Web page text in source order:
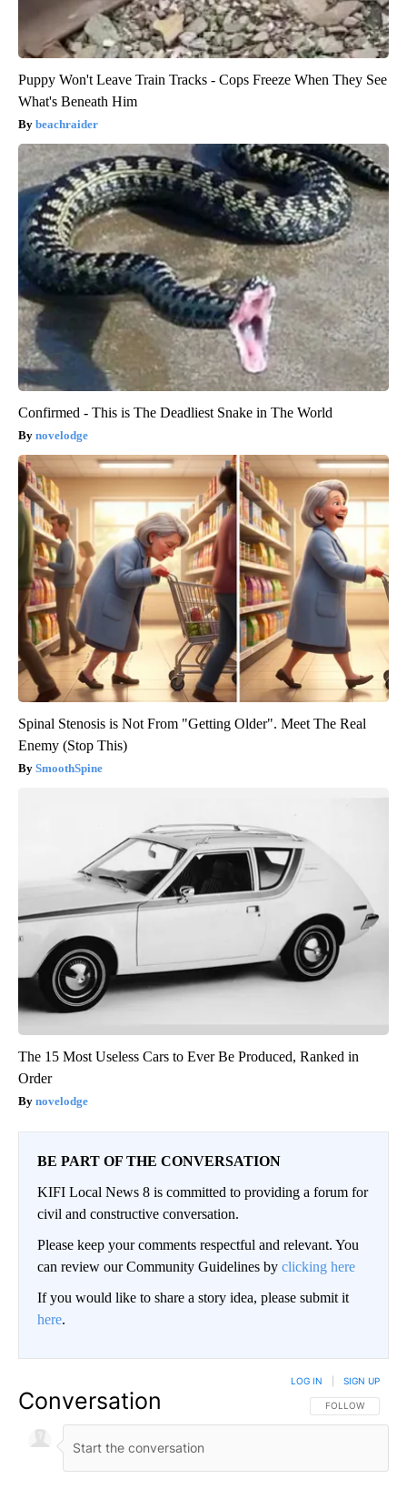
Puppy Won't Leave Train Tracks - Cops Freeze When They See
What's Beneath Him
beachraider
Confirmed - This is The Deadliest Snake in The World
novelodge
Spinal Stenosis is Not From "Getting Older". Meet The Real
Enemy (Stop This)
SmoothSpine
The 15 Most Useless Cars to Ever Be Produced, Ranked in
Order
novelodge
BE PART OF THE CONVERSATION
KIFI Local News 8 is committed to providing a forum for
civil and constructive conversation.
Please keep your comments respectful and relevant. You
can review our Community Guidelines by clicking here
If you would like to share a story idea, please submit it
here.
Conversation FOLLOW THIS
FOLLOW
LOG IN SIGN UP